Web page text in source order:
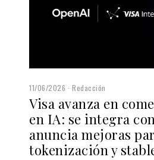
11/06/2026 Redacción
Visa avanza en
en IA: se integra
anuncia mejoras
tokenización y